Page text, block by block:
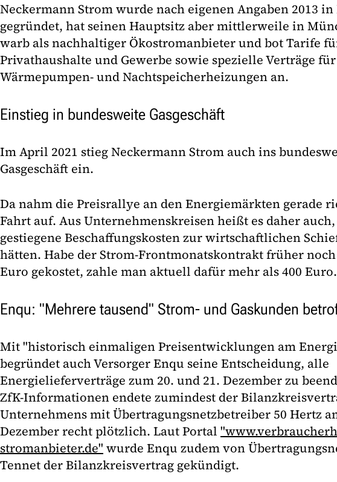
Neckermann Strom wurde nach eigenen Angaben 2013
gegründet, hat seinen Hauptsitz aber mittlerweile in
warb als nachhaltiger Ökostromanbieter und bot Tarife
Privathaushalte und Gewerbe sowie spezielle Verträge für
Wärmepumpen- und Nachtspeicherheizungen an.
Einstieg in bundesweite Gasgeschäft
Im April 2021 stieg Neckermann Strom auch ins
Gasgeschäft ein.
Da nahm die Preisrallye an den Energiemärkten gerade
Fahrt auf. Aus Unternehmenskreisen heißt es daher
gestiegene Beschaffungskosten zur wirtschaftlichen
hätten. Habe der Strom-Frontmonatskontrakt früher noch
Euro gekostet, zahle man aktuell dafür mehr als 400 Euro.
Enqu: "Mehrere tausend" Strom- und Gaskunden
Mit "historisch einmaligen Preisentwicklungen am
begründet auch Versorger Enqu seine Entscheidung, alle
Energielieferverträge zum 20. und 21. Dezember zu
ZfK-Informationen endete zumindest der
Unternehmens mit Übertragungsnetzbetreiber 50 Hertz
Dezember recht plötzlich. Laut Portal
stromanbieter.de" wurde Enqu zudem von
Tennet der Bilanzkreisvertrag gekündigt.